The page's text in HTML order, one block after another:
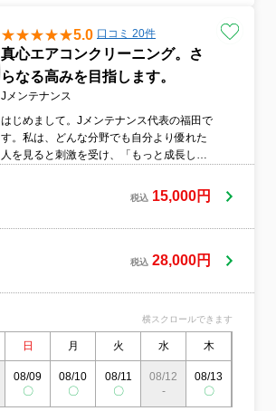
5.0 口コミ 20件
真心エアコンクリーニング。さ
らなる高みを目指します。
Jメンテナンス
はじめまして。Jメンテナンス代表の福田で
す。私は、どんな分野でも自分より優れた
人を見ると刺激を受け、「もっと成長した
ます。その向上心を大切にしながら、クリ
ーニング技術やサービスの質をさらに高め
しています。仕事でもプライベートでも、
毎日を積み重ねていけるよう努めていま
注力して行きたいと思っています。さまざ
まなことに積極的に挑戦しながら、自分自
身の強みをさらに磨き、社会に役立てる存
在でありたいと考えています。また、当社
では「サービス対象外をできる限り対象内
税込 15,000円
税込 28,000円
横スクロールできます
日 月 火 水 木
08/09
〇
08/10
〇
08/11
〇
08/12
-
08/13
〇